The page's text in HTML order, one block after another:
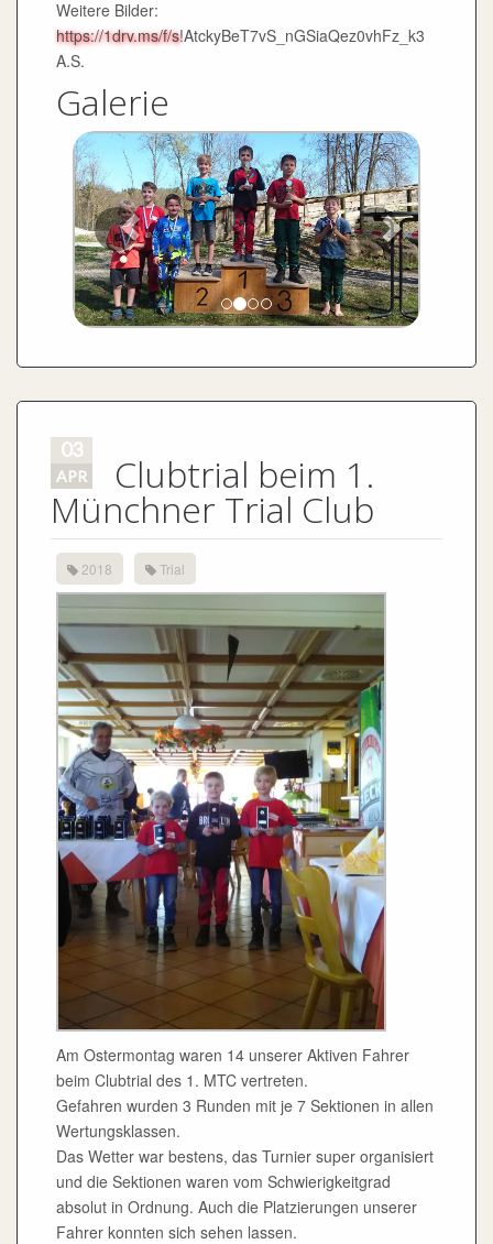
Weitere Bilder:
https://1drv.ms/f/s!AtckyBeT7vS_nGSiaQez0vhFz_k3
A.S.
Galerie
03
APR Clubtrial beim 1.
Münchner Trial Club
2018 Trial
Am Ostermontag waren 14 unserer Aktiven Fahrer
beim Clubtrial des 1. MTC vertreten.
Gefahren wurden 3 Runden mit je 7 Sektionen in allen
Wertungsklassen.
Das Wetter war bestens, das Turnier super organisiert
und die Sektionen waren vom Schwierigkeitgrad
absolut in Ordnung. Auch die Platzierungen unserer
Fahrer konnten sich sehen lassen.